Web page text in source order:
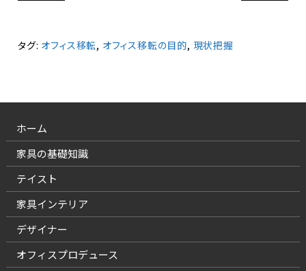
タグ: オフィス移転, オフィス移転の目的, 現状把握
ホーム
家具の基礎知識
テイスト
家具インテリア
デザイナー
オフィスプロデュース